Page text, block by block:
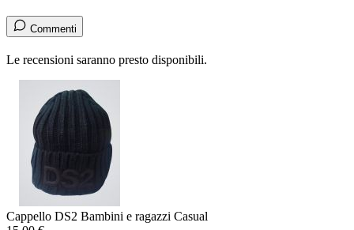
Commenti
Le recensioni saranno presto disponibili.
Cappello DS2 Bambini e ragazzi Casual